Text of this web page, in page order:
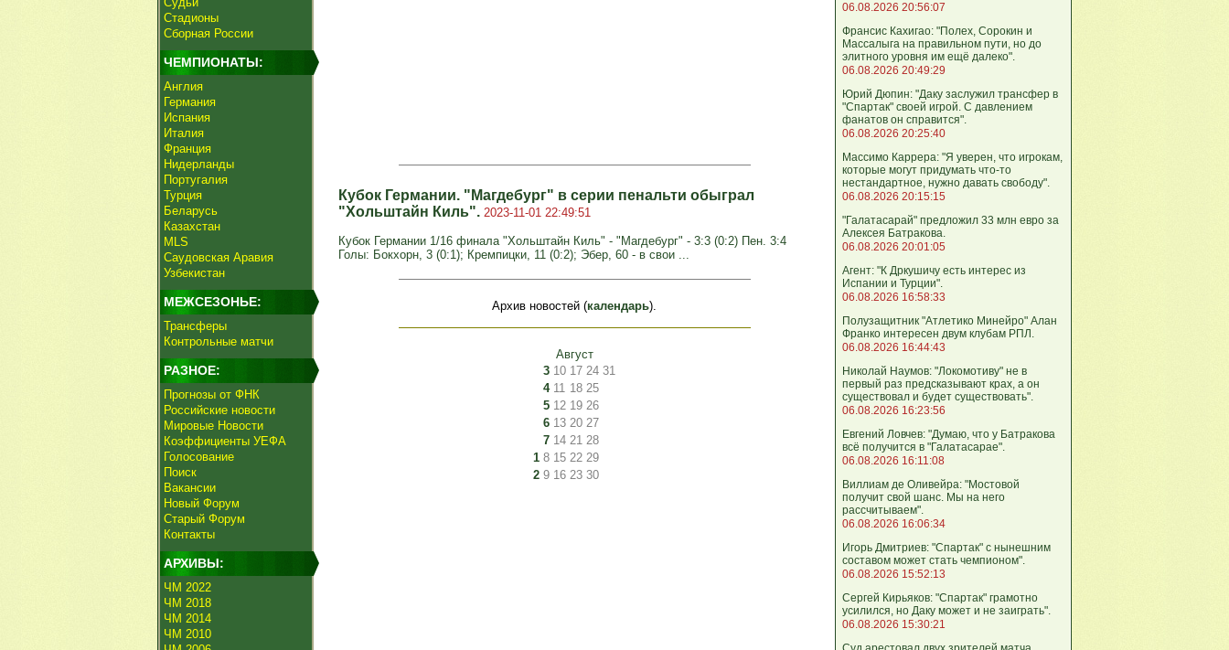
Стадионы
Сборная России
ЧЕМПИОНАТЫ:
Англия
Германия
Испания
Италия
Франция
Нидерланды
Португалия
Турция
Беларусь
Казахстан
MLS
Саудовская Аравия
Узбекистан
МЕЖСЕЗОНЬЕ:
Трансферы
Контрольные матчи
РАЗНОЕ:
Прогнозы от ФНК
Российские новости
Мировые Новости
Коэффициенты УЕФА
Голосование
Поиск
Вакансии
Новый Форум
Старый Форум
Контакты
АРХИВЫ:
ЧМ 2022
ЧМ 2018
ЧМ 2014
ЧМ 2010
Кубок Германии. "Магдебург" в серии пенальти обыграл
"Хольштайн Киль". 2023-11-01 22:49:51
Кубок Германии 1/16 финала "Хольштайн Киль" - "Магдебург" - 3:3 (0:2) Пен. 3:4
Голы: Бокхорн, 3 (0:1); Кремпицки, 11 (0:2); Эбер, 60 - в свои ...
Архив новостей (календарь).
Август
3 10 17 24 31
4 11 18 25
5 12 19 26
6 13 20 27
7 14 21 28
1 8 15 22 29
2 9 16 23 30
06.08.2026 20:56:07
Франсис Кахигао: "Полех, Сорокин и
Массалыга на правильном пути, но до
элитного уровня им ещё далеко".
06.08.2026 20:49:29
Юрий Дюпин: "Даку заслужил трансфер в
"Спартак" своей игрой. С давлением
фанатов он справится".
06.08.2026 20:25:40
Массимо Каррера: "Я уверен, что игрокам,
которые могут придумать что-то
нестандартное, нужно давать свободу".
06.08.2026 20:15:15
"Галатасарай" предложил 33 млн евро за
Алексея Батракова.
06.08.2026 20:01:05
Агент: "К Дркушичу есть интерес из
Испании и Турции".
06.08.2026 16:58:33
Полузащитник "Атлетико Минейро" Алан
Франко интересен двум клубам РПЛ.
06.08.2026 16:44:43
Николай Наумов: "Локомотиву" не в
первый раз предсказывают крах, а он
существовал и будет существовать".
06.08.2026 16:23:56
Евгений Ловчев: "Думаю, что у Батракова
всё получится в "Галатасарае".
06.08.2026 16:11:08
Виллиам де Оливейра: "Мостовой
получит свой шанс. Мы на него
рассчитываем".
06.08.2026 16:06:34
Игорь Дмитриев: "Спартак" с нынешним
составом может стать чемпионом".
06.08.2026 15:52:13
Сергей Кирьяков: "Спартак" грамотно
усилился, но Даку может и не заиграть".
06.08.2026 15:30:21